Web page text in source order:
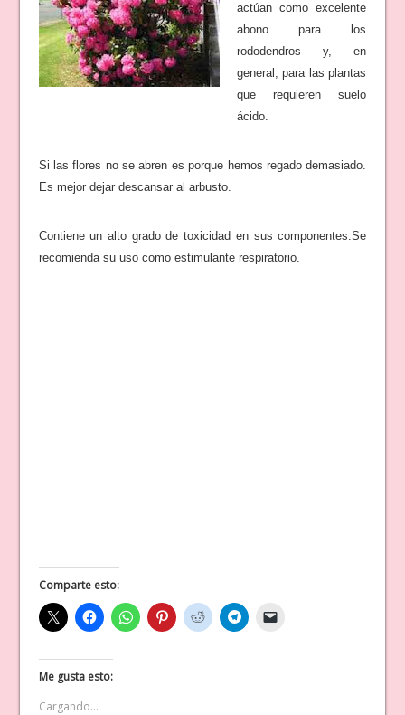
actúan como excelente
abono para los
rododendros y, en
general, para las plantas
que requieren suelo
ácido.
Si las flores no se abren es porque hemos regado demasiado.
Es mejor dejar descansar al arbusto.
Contiene un alto grado de toxicidad en sus componentes.Se
recomienda su uso como estimulante respiratorio.
Comparte esto:
Me gusta esto:
Cargando...